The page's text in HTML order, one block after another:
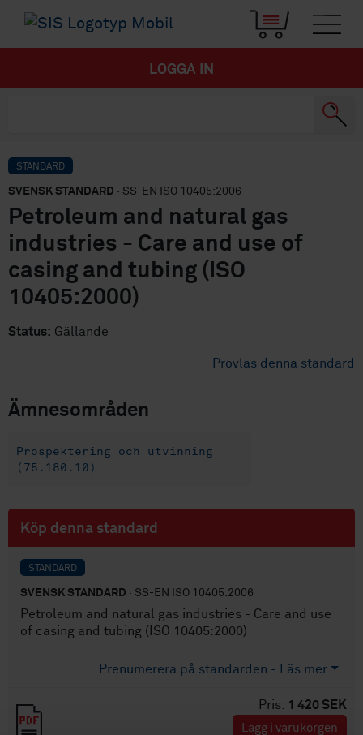
LOGGA IN
STANDARD
SVENSK STANDARD · SS-EN ISO 10405:2006
Petroleum and natural gas
industries - Care and use of
casing and tubing (ISO
10405:2000)
Status: Gällande
Provläs denna standard
Ämnesområden
Prospektering och utvinning
(75.180.10)
Köp denna standard
STANDARD
SVENSK STANDARD · SS-EN ISO 10405:2006
Petroleum and natural gas industries - Care and use
of casing and tubing (ISO 10405:2000)
Prenumerera på standarden - Läs mer
Pris: 1 420 SEK
Lägg i varukorgen